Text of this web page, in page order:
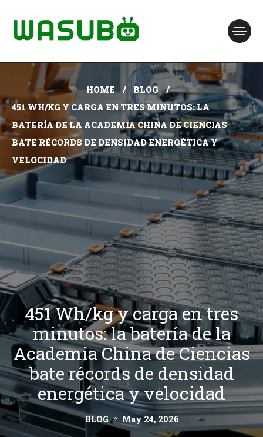
HOME
BLOG
451 WH/KG Y CARGA EN TRES MINUTOS: LA
BATERÍA DE LA ACADEMIA CHINA DE CIENCIAS
BATE RÉCORDS DE DENSIDAD ENERGÉTICA Y
VELOCIDAD
451 Wh/kg y carga en tres
minutos: la batería de la
Academia China de Ciencias
bate récords de densidad
energética y velocidad
BLOG May 24, 2026